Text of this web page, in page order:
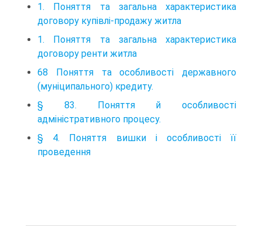
1. Поняття та загальна характеристика
договору купівлі-продажу житла
1. Поняття та загальна характеристика
договору ренти житла
68 Поняття та особливості державного
(муніципального) кредиту.
§ 83. Поняття й особливості
адміністративного процесу.
§ 4. Поняття вишки і особливості її
проведення